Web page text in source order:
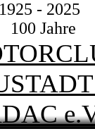
1925 - 2025
100 Jahre